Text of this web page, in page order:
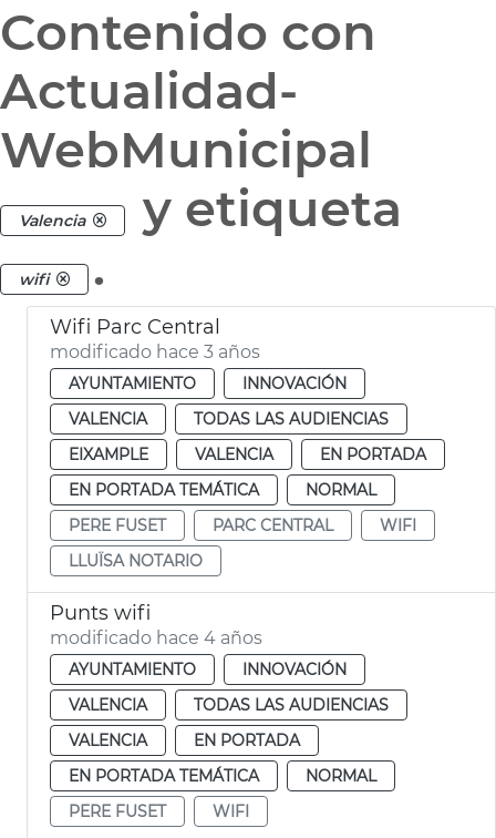
Contenido con
Actualidad-
WebMunicipal
Valencia y etiqueta
wifi .
Wifi Parc Central
modificado hace 3 años
AYUNTAMIENTO
INNOVACIÓN
VALENCIA
TODAS LAS AUDIENCIAS
EIXAMPLE
VALENCIA
EN PORTADA
EN PORTADA TEMÁTICA
NORMAL
PERE FUSET
PARC CENTRAL
WIFI
LLUÏSA NOTARIO
Punts wifi
modificado hace 4 años
AYUNTAMIENTO
INNOVACIÓN
VALENCIA
TODAS LAS AUDIENCIAS
VALENCIA
EN PORTADA
EN PORTADA TEMÁTICA
NORMAL
PERE FUSET
WIFI